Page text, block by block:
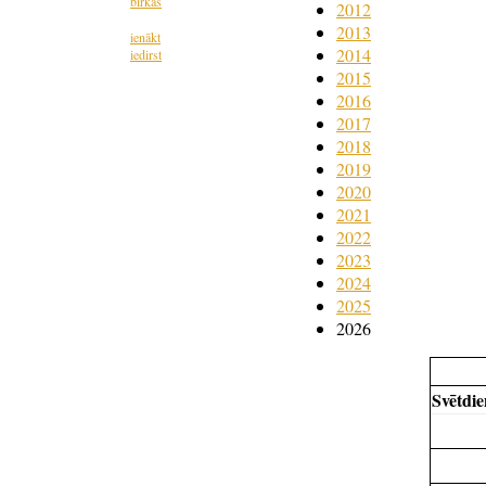
ienākt
iedirst
2012
2013
2014
2015
2016
2017
2018
2019
2020
2021
2022
2023
2024
2025
2026